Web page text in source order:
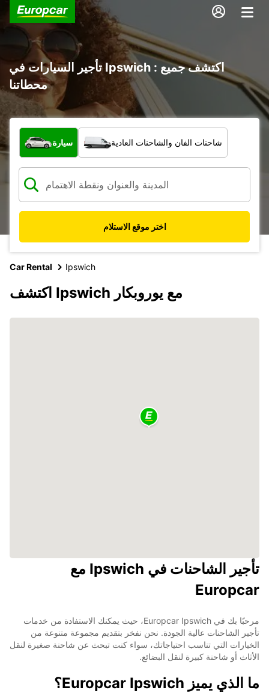
تأجير السيارات في Ipswich : اكتشف جميع
محطاتنا
ما نوع المركبة؟
سيارة شاحنات الفان والشاحنات العادية
اختر موقع الاستلام
Car Rental Ipswich
اكتشف Ipswich مع يوروبكار
تأجير الشاحنات في Ipswich مع
Europcar
مرحبًا بك في Europcar Ipswich، حيث يمكنك الاستفادة من خدمات
تأجير الشاحنات عالية الجودة. نحن نفخر بتقديم مجموعة متنوعة من
الخيارات التي تناسب احتياجاتك، سواء كنت تبحث عن شاحنة صغيرة لنقل
الأثاث أو شاحنة كبيرة لنقل البضائع.
ما الذي يميز Europcar Ipswich؟